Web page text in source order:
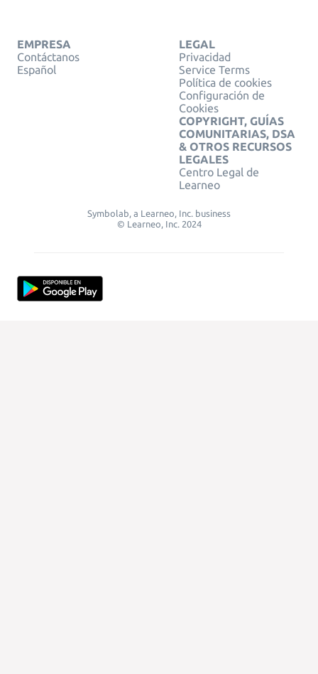
EMPRESA
Contáctanos
Español
LEGAL
Privacidad
Service Terms
Política de cookies
Configuración de
Cookies
COPYRIGHT, GUÍAS
COMUNITARIAS, DSA
& OTROS RECURSOS
LEGALES
Centro Legal de
Learneo
Symbolab, a Learneo, Inc. business
© Learneo, Inc. 2024